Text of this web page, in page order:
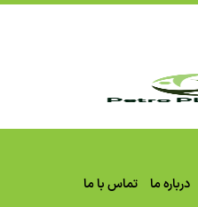
درباره ما تماس با ما